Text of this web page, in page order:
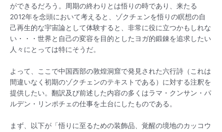
ができるだろう。周期の終わりとは悟りの時であり、来たる
2012年を念頭において考えると、ゾクチェンを悟りの瞑想の自
己再生的な宇宙論として体験すると、非常に役に立つかもしれな
い・・・世界と自己の変容を目的としたヨガ的鍛錬を追求したい
人々にとっては特にそうだ。
よって、ここで中国西部の敦煌洞窟で発見された六行詩（これは
間違いなく初期のゾクチェンのテキストである）に対する注釈を
提供したい。翻訳及び前述した内容の多くはラマ・クンサン・パ
ルデン・リンポチェの仕事を土台にしたものである。
まず、以下が「悟りに至るための装飾品、覚醒の境地のカッコウ